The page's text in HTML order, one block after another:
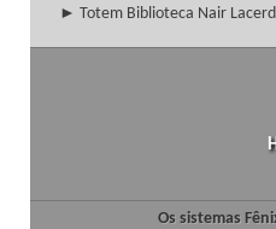
► Totem Biblioteca Nair
Os sistemas